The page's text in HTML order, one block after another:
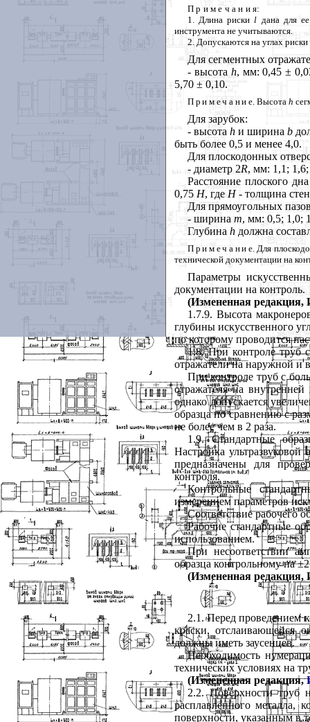
Примечани я:
1. Длина риски l дана для
инструмента не учитываются.
2. Допускаются на углах
Для сегментных
- высота h, мм: 0,45 ±
5,70 ± 0,10.
Примечани е. Высота h
Для зарубок:
- высота h и ширина b
быть более 0,5 и менее 4,0.
Для плоскодонных
- диаметр 2R, мм: 1,1; 1,6;
Расстояние плоского
0,75 H, гдеH- толщина
Для прямоугольных
- ширина m, мм: 0,5; 1,0;
Глубина h должна
Примечани е. Для
технической документации на
Параметры
документации на контроль.
(Измененная
1.7.9. Высота
глубины искусственного
по которому проводится
1.8. При контроле труб
отражатели на наружной и
При контроле труб с
отражателя на
однако допускается
образца по сравнению с
не более чем в 2 раза.
1.9. Стандартные
Настройка
предназначены для
контроля.
Контрольные
измерением параметров
Соответствие рабочего
Рабочие стандартные
использованием.
При несоответствии
образца контрольному на
(Измененная
2.1. Перед проведением
краски, отслаивающейся
должны иметь заусенцев.
Необходимость
технических условиях на
(Измененная редакция,
2.2. Поверхности труб
расплавленного металла,
поверхности, указанным в